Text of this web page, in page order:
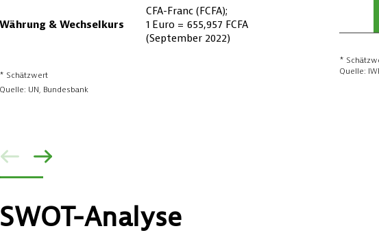
ZURÜCKVOR
SWOT-Analyse